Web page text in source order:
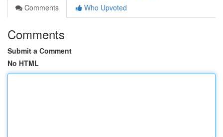
Comments
Who Upvoted
Comments
Submit a Comment
No HTML